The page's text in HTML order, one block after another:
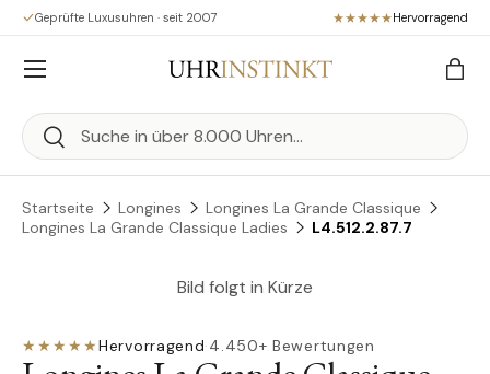
Direkt zum Inhalt
Geprüfte Luxusuhren · seit 2007 Hervorragend
Suchen
Suchen
Menü
Startseite Longines
Longines La Grande Classique
Longines La Grande Classique Ladies
L4.512.2.87.7
Bild folgt in Kürze
★★★★★Hervorragend·4.450+ Bewertungen